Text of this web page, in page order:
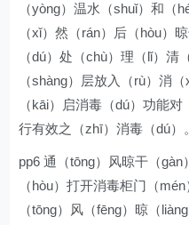
（yòng）温水（shuǐ）和（
（xǐ）然（rán）后（hòu）
（dú）处（chù）理（lǐ）清
（shàng）层放入（rù）消
（kāi）启消毒（dú）功能
行有效之（zhī）消毒（dú）。
pp6 通（tōng）风晾干（
（hòu）打开消毒柜门（
（tōng）风（fēng）晾（